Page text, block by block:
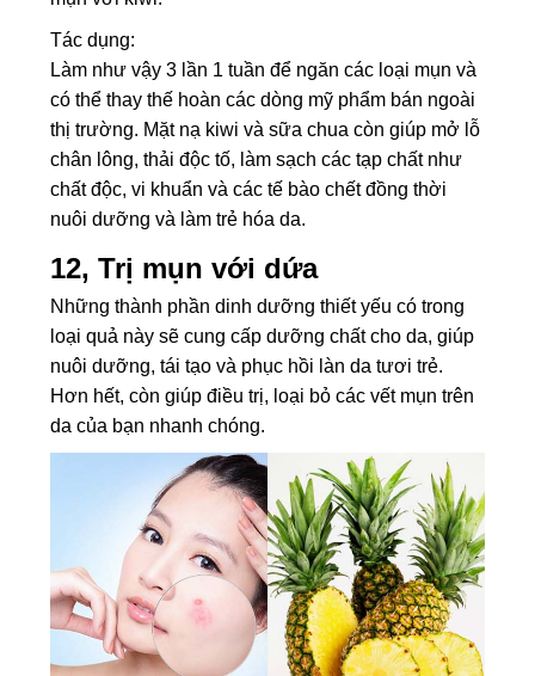
Tác dụng:
Làm như vậy 3 lần 1 tuần để ngăn các loại mụn và
có thể thay thế hoàn các dòng mỹ phẩm bán ngoài
thị trường. Mặt nạ kiwi và sữa chua còn giúp mở lỗ
chân lông, thải độc tố, làm sạch các tạp chất như
chất độc, vi khuẩn và các tế bào chết đồng thời
nuôi dưỡng và làm trẻ hóa da.
12, Trị mụn với dứa
Những thành phần dinh dưỡng thiết yếu có trong
loại quả này sẽ cung cấp dưỡng chất cho da, giúp
nuôi dưỡng, tái tạo và phục hồi làn da tươi trẻ.
Hơn hết, còn giúp điều trị, loại bỏ các vết mụn trên
da của bạn nhanh chóng.